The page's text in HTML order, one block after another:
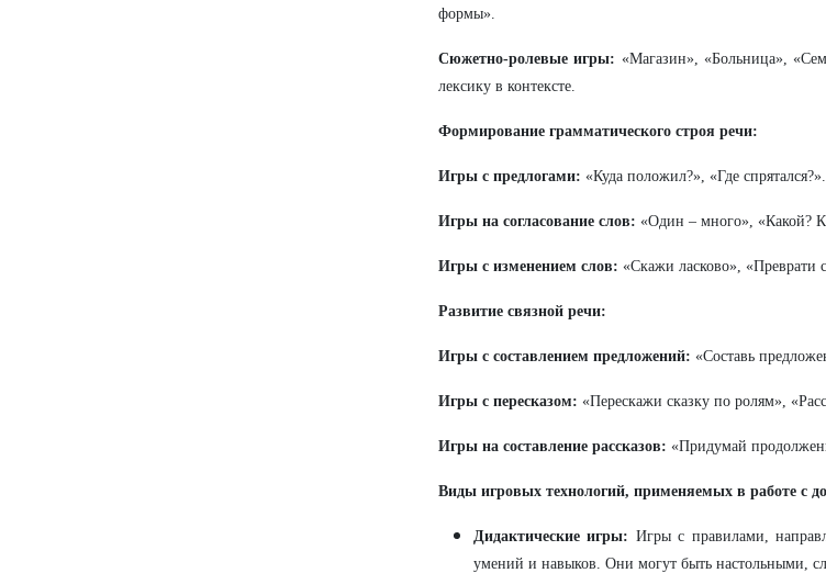
формы».
Сюжетно-ролевые игры: «Магазин», «Больница»,
лексику в контексте.
Формирование грамматического строя речи:
Игры с предлогами: «Куда положил?», «Где спрятался?».
Игры на согласование слов: «Один – много», «Какой?
Игры с изменением слов: «Скажи ласково», «Преврати
Развитие связной речи:
Игры с составлением предложений: «Составь
Игры с пересказом: «Перескажи сказку по ролям»,
Игры на составление рассказов: «Придумай
Виды игровых технологий, применяемых в работе с
Дидактические игры: Игры с правилами,
умений и навыков. Они могут быть настольными,